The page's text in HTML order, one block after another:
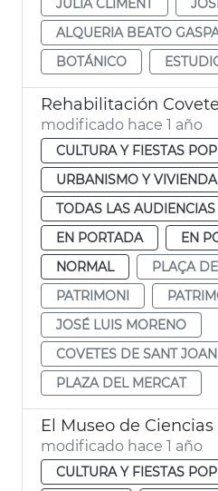
ALQUERIA BEATO
BOTÁNICO
modificado hace 1 año
CULTURA Y FIESTAS
URBANISMO Y VIVIENDA
TODAS LAS AUDIENCIAS
EN PORTADA
EN
NORMAL
PLAÇA
PATRIMONI
JOSÉ LUIS MORENO
COVETES DE SANT JOAN
PLAZA DEL MERCAT
modificado hace 1 año
CULTURA Y FIESTAS